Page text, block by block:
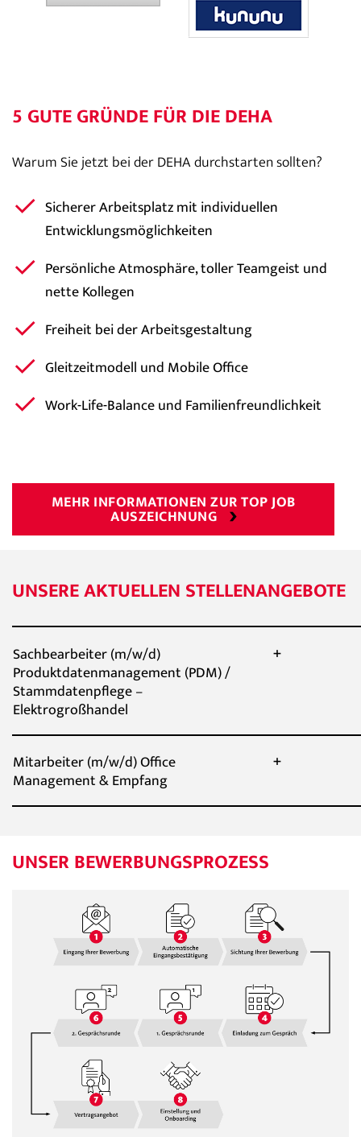
5 GUTE GRÜNDE FÜR DIE DEHA
Warum Sie jetzt bei der DEHA durchstarten sollten?
Sicherer Arbeitsplatz mit individuellen
Entwicklungsmöglichkeiten
Persönliche Atmosphäre, toller Teamgeist und
nette Kollegen
Freiheit bei der Arbeitsgestaltung
Gleitzeitmodell und Mobile Office
Work-Life-Balance und Familienfreundlichkeit
MEHR INFORMATIONEN ZUR TOP JOB
AUSZEICHNUNG
UNSERE AKTUELLEN STELLENANGEBOTE
Sachbearbeiter (m/w/d)
Produktdatenmanagement (PDM) /
Stammdatenpflege –
Elektrogroßhandel
Mitarbeiter (m/w/d) Office
Management & Empfang
UNSER BEWERBUNGSPROZESS